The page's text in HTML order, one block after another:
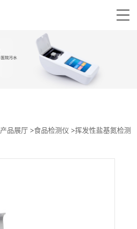
产品展厅 >食品检测仪 >挥发性盐基氮检测